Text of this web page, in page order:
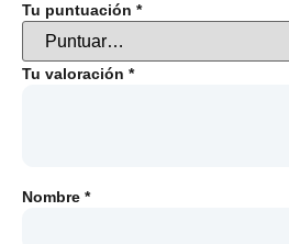
Tu puntuación *
Tu valoración *
Nombre *